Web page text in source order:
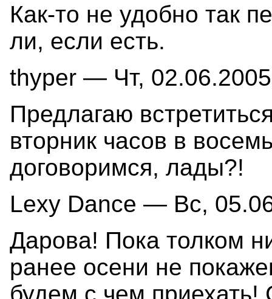
Как-то не удобно так
ли, если есть.
thyper — Чт,
Предлагаю
вторник часов в
договоримся, лады?!
Lexy Dance — Вс,
Дарова! Пока толком
ранее осени не
будем с чем приехать!